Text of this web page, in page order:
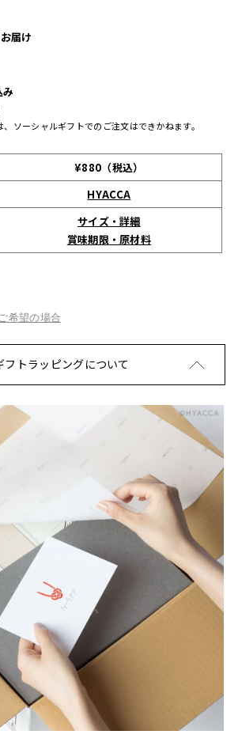
届け
ソーシャルギフトでのご注文はできかねます。
¥880（税込）
HYACCA
サイズ・詳細
賞味期限・原材料
希望の場合
フトラッピングについて